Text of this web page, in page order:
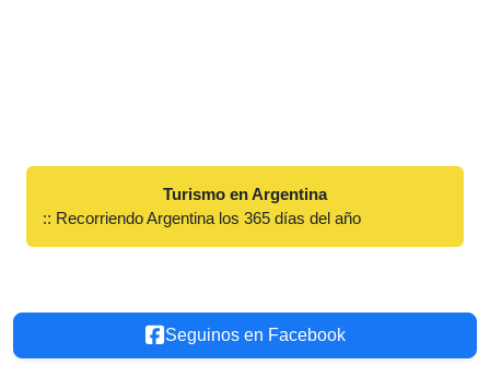
Turismo en Argentina
:: Recorriendo Argentina los 365 días del año
Seguinos en Facebook